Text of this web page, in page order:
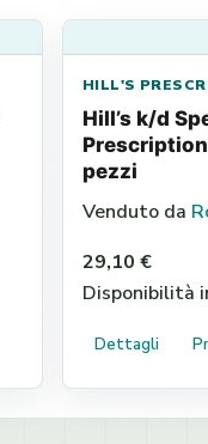
HILL'S
Hill’s k/d
pezzi
Venduto da
29,10 €
Disponibilità
Dettagli